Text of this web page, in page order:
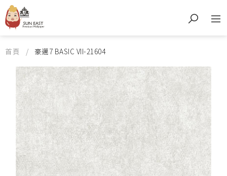
首頁 豪邁7 BASIC VII-21604